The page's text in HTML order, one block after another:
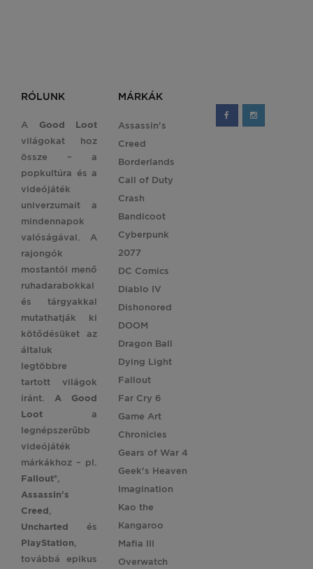
RÓLUNK
A Good Loot
világokat hoz
össze – a
popkultúra és a
videójáték
univerzumait a
mindennapok
valóságával. A
rajongók
mostantól menő
ruhadarabokkal
és tárgyakkal
mutathatják ki
kötődésüket az
általuk
legtöbbre
tartott világok
iránt.A Good
Loot a
legnépszerűbb
videójáték
márkákhoz – pl.
Fallout®,
Assassin's
Creed,
Uncharted és
PlayStation,
továbbá epikus
MÁRKÁK
Assassin's
Creed
Borderlands
Call of Duty
Crash
Bandicoot
Cyberpunk
2077
DC Comics
Diablo IV
Dishonored
DOOM
Dragon Ball
Dying Light
Fallout
Far Cry 6
Game Art
Chronicles
Gears of War 4
Geek's Heaven
Imagination
Kao the
Kangaroo
Mafia III
Overwatch